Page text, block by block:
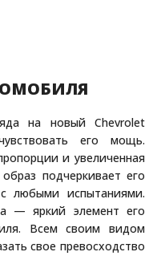
на новый Chevrolet
его мощь.
и увеличенная
подчеркивает его
любыми испытаниями.
— яркий элемент его
Всем своим видом
свое превосходство